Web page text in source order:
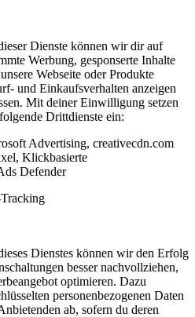
Dienste können wir dir auf
Werbung, gesponserte Inhalte
Webseite oder Produkte
und Einkaufsverhalten anzeigen
Mit deiner Einwilligung setzen
Drittdienste ein:
Advertising, creativecdn.com
Klickbasierte
Defender
Dienstes können wir den Erfolg
besser nachvollziehen,
optimieren. Dazu
personenbezogenen Daten
ab, sofern du deren